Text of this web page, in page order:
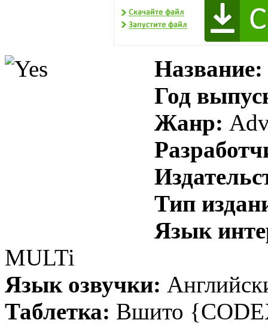
Название:
Год
Жанр:
Тип
Язык
MULTi
Язык озвучки:
Таблетка: Вшито